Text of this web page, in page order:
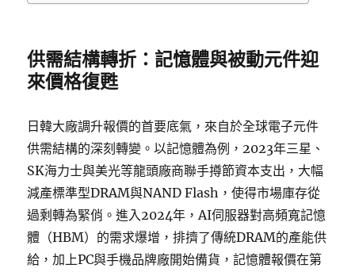
供需結構轉折：記憶體與被動元件迎
來價格復甦
日韓大廠調升報價的首要底氣，來自於全球電子元件
供需結構的深刻轉變。以記憶體為例，2023年三星、
SK海力士與美光等龍頭廠商聯手撙節資本支出，大幅
減產標準型DRAM與NAND Flash，使得市場庫存從
過剩轉為緊俏。進入2024年，AI伺服器對高頻寬記憶
體（HBM）的需求爆增，排擠了傳統DRAM的產能供
給，加上PC與手機品牌廠開始備貨，記憶體報價在第